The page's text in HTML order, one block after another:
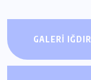
GALERI IĞDIR